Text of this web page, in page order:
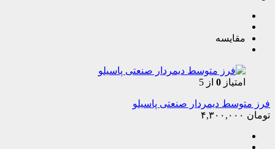
مقایسه
امتیاز 0 از 5
فرز متوسط دیمردار صنعتی پاسیلو
تومان